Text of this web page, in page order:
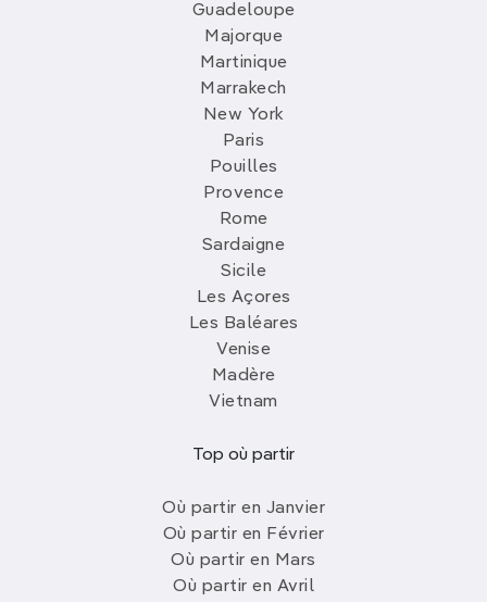
Guadeloupe
Majorque
Martinique
Marrakech
New York
Paris
Pouilles
Provence
Rome
Sardaigne
Sicile
Les Açores
Les Baléares
Venise
Madère
Vietnam
Top où partir
Où partir en Janvier
Où partir en Février
Où partir en Mars
Où partir en Avril